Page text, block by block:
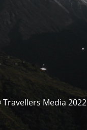
Media 2022